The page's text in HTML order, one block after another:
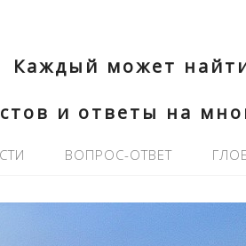
Каждый может
и ответы на
ВОПРОС-ОТВЕТ